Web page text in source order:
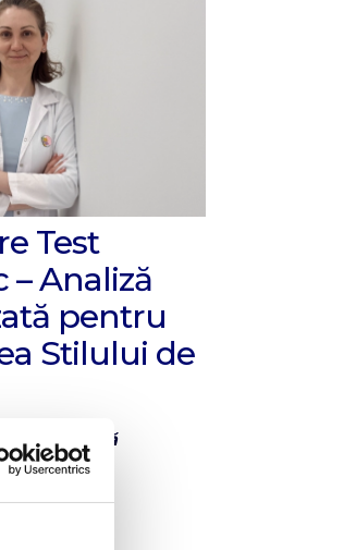
Test
– Analiză
pentru
Stilului de
Medicală